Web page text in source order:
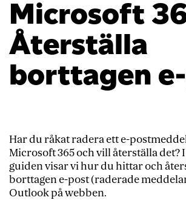
Microsoft
Återställa
borttagen
Har du råkat radera ett e-
Microsoft 365 och vill återställa det?
guiden visar vi hur du hittar och
borttagen e-post (raderade
Outlook på webben.